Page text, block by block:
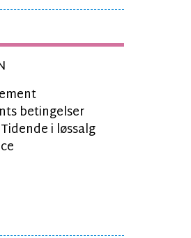
betingelser
i løssalg